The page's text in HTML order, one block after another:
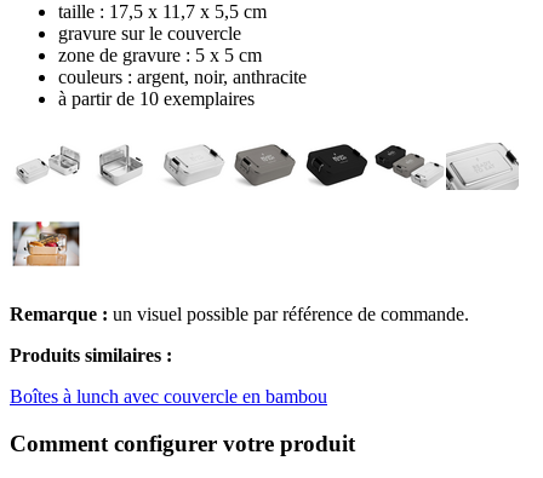
taille : 17,5 x 11,7 x 5,5 cm
gravure sur le couvercle
zone de gravure : 5 x 5 cm
couleurs : argent, noir, anthracite
à partir de 10 exemplaires
Remarque : un visuel possible par référence de commande.
Produits similaires :
Boîtes à lunch avec couvercle en bambou
Comment configurer votre produit